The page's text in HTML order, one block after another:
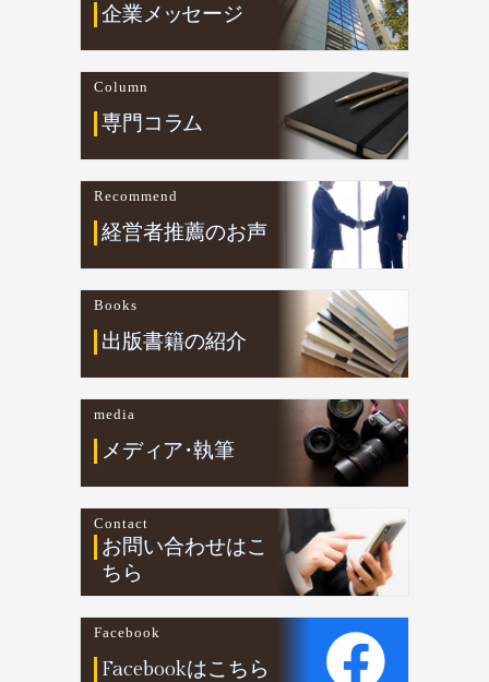
企業メ ッセージ
Column
専門コ ラム
Recommend
経営者推薦のお声
Books
出版書籍の紹介
media
メディア・執筆
Contact
お問い合わせはこ
ちら
Facebook
Facebookはこちら